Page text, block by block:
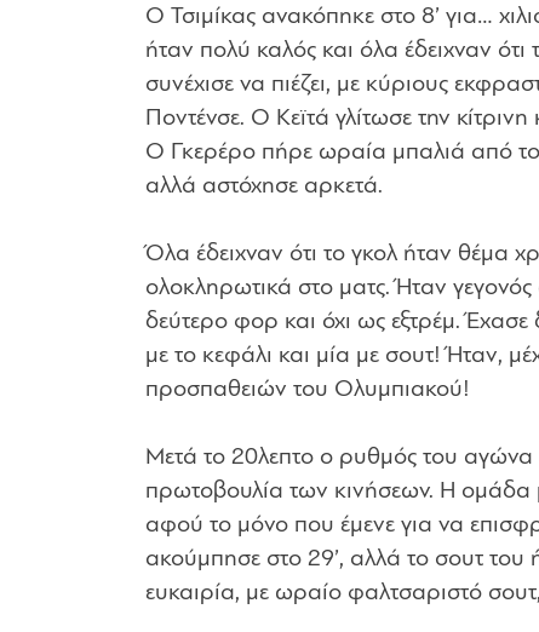
Ο Τσιμίκας ανακόπηκε στο 8’ για…
ήταν πολύ καλός και όλα έδειχναν
συνέχισε να πιέζει, με κύριους
Ποντένσε. Ο Κεϊτά γλίτωσε την
Ο Γκερέρο πήρε ωραία μπαλιά από
αλλά αστόχησε αρκετά.
Όλα έδειχναν ότι το γκολ ήταν θέμα
ολοκληρωτικά στο ματς. Ήταν
δεύτερο φορ και όχι ως εξτρέμ. Έχασε
με το κεφάλι και μία με σουτ! Ήταν,
προσπαθειών του Ολυμπιακού!
Μετά το 20λεπτο ο ρυθμός του
πρωτοβουλία των κινήσεων. Η ομάδα
αφού το μόνο που έμενε για να
ακούμπησε στο 29’, αλλά το σουτ του
ευκαιρία, με ωραίο φαλτσαριστό